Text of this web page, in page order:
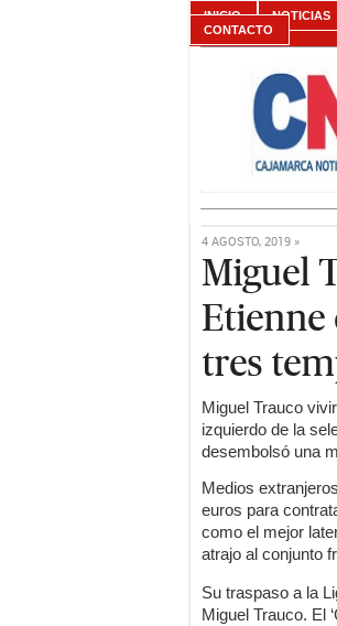
INICIO NOTICIAS
CONTACTO
4 AGOSTO, 2019 »
Miguel
Etienne
tres
Miguel Trauco
izquierdo de la
desembolsó una
Medios
euros para
como el mejor
atrajo al conjunto
Su traspaso a la
Miguel Trauco. El